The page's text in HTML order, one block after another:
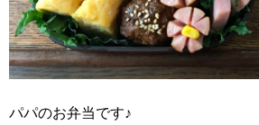
パパのお弁当です♪